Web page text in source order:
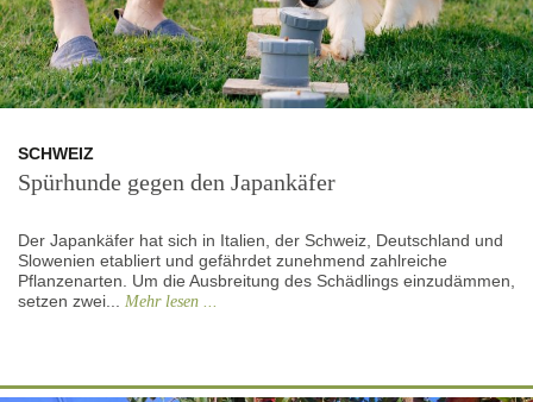
SCHWEIZ
Spürhunde gegen den Japankäfer
Der Japankäfer hat sich in Italien, der Schweiz, Deutschland und
Slowenien etabliert und gefährdet zunehmend zahlreiche
Pflanzenarten. Um die Ausbreitung des Schädlings einzudämmen,
setzen zwei... Mehr lesen ...